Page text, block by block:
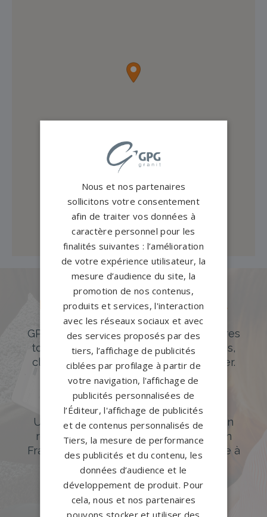
Des pierres tombales uniques et
originales
GPG Granit offre un large choix de pierres
tombales en granit de styles modernes,
classiques ou originales à personnaliser.
DÉCOUVREZ NOTRE CATALOGUE
Accompagnement sur-mesure
Un accompagnement sur mesure et un
réseau de 1200 partenaires partout en
France. Personnalisation avancée grâce à
notre configurateur 3D en ligne.
PERSONNALISEZ VOTRE MONUMENT
Nous et nos partenaires
sollicitons votre consentement
afin de traiter vos données à
caractère personnel pour les
finalités suivantes : l’amélioration
de votre expérience utilisateur, la
mesure d’audience du site, la
promotion de nos contenus,
produits et services, l'interaction
avec les réseaux sociaux et avec
des services proposés par des
tiers, l’affichage de publicités
ciblées par profilage à partir de
votre navigation, l'affichage de
publicités personnalisées de
l’Éditeur, l'affichage de publicités
et de contenus personnalisés de
Tiers, la mesure de performance
des publicités et du contenu, les
données d’audience et le
développement de produit. Pour
cela, nous et nos partenaires